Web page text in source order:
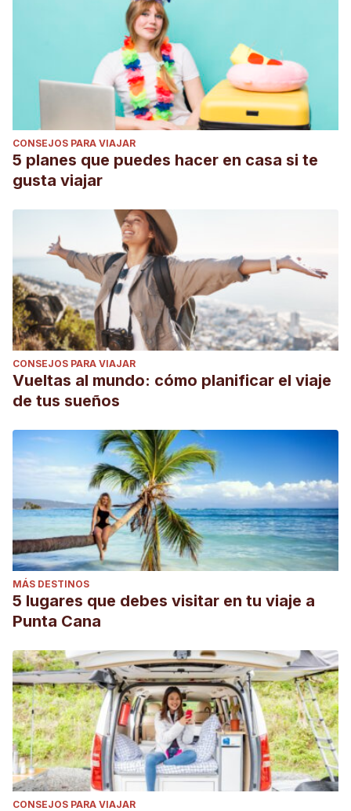
CONSEJOS PARA VIAJAR
5 planes que puedes hacer en casa si te
gusta viajar
CONSEJOS PARA VIAJAR
Vueltas al mundo: cómo planificar el viaje
de tus sueños
MÁS DESTINOS
5 lugares que debes visitar en tu viaje a
Punta Cana
CONSEJOS PARA VIAJAR